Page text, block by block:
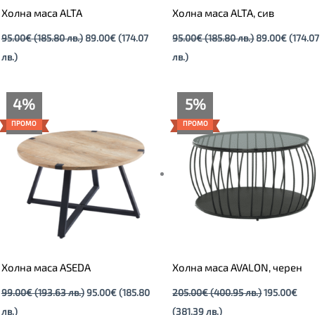
Холна маса ALTA
95.00€(185.80 лв.) 89.00€ (174.07
лв.)
Холна маса ALTA, сив
95.00€(185.80 лв.) 89.00€ (174.07
лв.)
4%
ПРОМО
Холна маса ASEDA
99.00€(193.63 лв.)
99.00€
(193.63
лв.).
95.00€ (185.80
лв.)
Текущата
цена
е:
95.00€
(185.80
лв.).
5%
ПРОМО
Холна маса AVALON, черен
205.00€(400.95 лв.)
205.00€
(400.95
лв.).
195.00€
(381.39 лв.)
195.00€
(381.39
лв.).